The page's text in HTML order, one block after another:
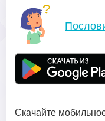
Скачайте